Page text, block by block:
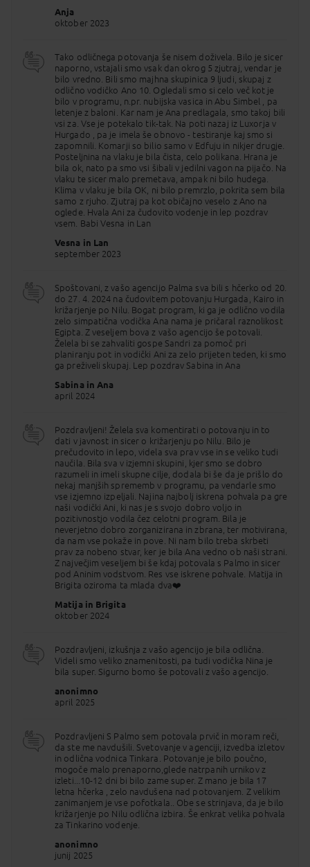
in kult kraljevih duš.
zajtrk, kosilo
Dan namenjen spoznavanju Luxorja,
nekdanje prestolnice Tebe v času slavne 18.
dinastije faraonov. Doživimo sloviti Karnak, največje
svetišče starega sveta. Karnak je bil glavno svetišče
boga Amona. Po ogledih se ustavimo še v tovarni
papirusa. Kasneje se zapeljemo na levi breg Nila,
kjer so si faraoni v času 18. dinastije gradili grobnice
v dolinah Tebanskega gričevja. V Dolinah kraljev in
kraljic tako najdemo spektakularne ostanke
egiptovske civilizacije ob Nilu (vključen vstop v 3
grobnice - grobniva Tutankamona za doplačilo).
Sledi ogled templja kraljice Hačepsut ali Sijaj vseh
sijajev. Hačepsut je bila najuspešnejša ženska
faraonka Starega Egipta, ki je takratnemu Egiptu
prinesla bogastvo in ugled. Blestela je v
menda še naslednjih 1000 let nihče ni bil kos. Še
postanek pri Memnonovih kolosih, ki bdita nad
avtobusom v Hurgado in polet v Slovenijo.
Cena vključuje
letalski prevoz Ljubljana - Hurgada -
Ljubljana,
letališke in varnostne pristojbine,
polni penzion), hotelsko gostinske storitve
Kairu - pozno kosilo ali zgodnja večerja v
lokalni restavraciji),
vlak spalnik Kairo– Asuan (lokalni vlak brez
kategorije - skupne sanitarije za 1 vagon),
vse prevoze in oglede po programu vključno
z vstopninami (razen notranjosti piramid in
dvorane mumij v Nacionalnem muzeju),
spremstvo lokalnega in slovenskega vodnika,
organizacijo potovanja,
zavarovanje paketnega potovanja TA Palma
pri zavarovalnici Triglav d.d., št
TK49901460369 v višini 1.950.000,00 EUR.
Doplačila
DOPLAČILO ZA MANJŠO SKUPINO:
med 31 in 39 potnikov 60€
med 10 in 15 potnikov 180€
MOŽNA DOPLAČILA ob prijavi:
sobe in kabine z dodatnim ležiščem (1/2+1)
v primeru, da bi želeli namesto vlaka koristiti
letalsko povezavo med Kairom in Asuanom
(z dodatno nočitvijo v Kairu ali Asuanu), lahko
le-to uredimo z doplačilom glede na
razpoložljive kapacitete v hotelih in na letalu
(okvirna cena med 250 - 350€)
Anja
oktober 2023
Tako odličnega potovanja še nisem doživela. Bilo je sicer
naporno, vstajali smo vsak dan okrog 5 zjutraj, vendar je
bilo vredno. Bili smo majhna skupinica 9 ljudi, skupaj z
odlično vodičko Ano 10. Ogledali smo si celo več kot je
bilo v programu, n.pr. nubijska vasica in Abu Simbel , pa
letenje z baloni. Kar nam je Ana predlagala, smo takoj bili
vsi za. Vse je potekalo tik-tak. Na poti nazaj iz Luxorja v
Hurgado , pa je imela še obnovo - testiranje kaj smo si
zapomnili. Komarji so bilio samo v Edfuju in nikjer drugje.
Posteljnina na vlaku je bila čista, celo polikana. Hrana je
bila ok, nato pa smo vsi šibali v jedilni vagon na pijačo. Na
vlaku te sicer malo premetava, ampak ni bilo hudega.
Klima v vlaku je bila OK, ni bilo premrzlo, pokrita sem bila
samo z rjuho. Zjutraj pa kot običajno veselo z Ano na
oglede. Hvala Ani za čudovito vodenje in lep pozdrav
vsem. Babi Vesna in Lan
Vesna in Lan
september 2023
Spoštovani, z vašo agencijo Palma sva bili s hčerko od 20.
do 27. 4. 2024 na čudovitem potovanju Hurgada, Kairo in
križarjenje po Nilu. Bogat program, ki ga je odlično vodila
zelo simpatična vodička Ana nama je pričaral raznolikost
Egipta. Z veseljem bova z vašo agencijo še potovali.
Želela bi se zahvaliti gospe Sandri za pomoč pri
planiranju pot in vodički Ani za zelo prijeten teden, ki smo
ga preživeli skupaj. Lep pozdrav Sabina in Ana
Sabina in Ana
april 2024
Pozdravljeni! Želela sva komentirati o potovanju in to
dati v javnost in sicer o križarjenju po Nilu. Bilo je
prečudovito in lepo, videla sva prav vse in se veliko tudi
naučila. Bila sva v izjemni skupini, kjer smo se dobro
razumeli in imeli skupne cilje, dodala bi še da je prišlo do
nekaj manjših sprememb v programu, pa vendarle smo
vse izjemno izpeljali. Najina najbolj iskrena pohvala pa gre
naši vodički Ani, ki nas je s svojo dobro voljo in
pozitivnostjo vodila čez celotni program. Bila je
neverjetno dobro zorganizirana in zbrana, ter motivirana,
da nam vse pokaže in pove. Ni nam bilo treba skrbeti
prav za nobeno stvar, ker je bila Ana vedno ob naši strani.
Z največjim veseljem bi še kdaj potovala s Palmo in sicer
pod Aninim vodstvom. Res vse iskrene pohvale. Matija in
Brigita oziroma ta mlada dva❤️
Matija in Brigita
oktober 2024
Pozdravljeni, izkušnja z vašo agencijo je bila odlična.
Videli smo veliko znamenitosti, pa tudi vodička Nina je
bila super. Sigurno bomo še potovali z vašo agencijo.
anonimno
april 2025
Pozdravljeni S Palmo sem potovala prvič in moram reči,
da ste me navdušili. Svetovanje v agenciji, izvedba izletov
in odlična vodnica Tinkara. Potovanje je bilo poučno,
mogoče malo prenaporno,glede natrpanih urnikov z
izleti...10-12 dni bi bilo zame super. Z mano je bila 17
letna hčerka , zelo navdušena nad potovanjem. Z velikim
zanimanjem je vse pofotkala.. Obe se strinjava, da je bilo
križarjenje po Nilu odlična izbira. Še enkrat velika pohvala
za Tinkarino vodenje.
anonimno
junij 2025